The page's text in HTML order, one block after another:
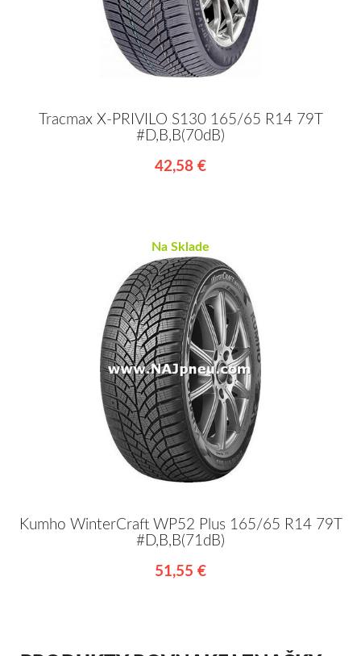
Tracmax X-PRIVILO S130 165/65 R14 79T
#D,B,B(70dB)
42,58 €
Na Sklade
Kumho WinterCraft WP52 Plus 165/65 R14 79T
#D,B,B(71dB)
51,55 €